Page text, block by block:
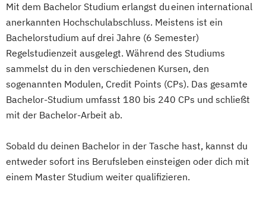
Management der Medien- und
Kreativwirtschaft
Medien- und Eventmanagement
Medien- und Wirtschaftspsychologie
Public Relations und Digitales Marketing
(DE/EN)
Social Media Marketing und Content
Visual and Media Anthropology (EN)
Wirtschaftspsychologie (DE/EN)
Mit dem Bachelor Studium erlangst du einen international
anerkannten Hochschulabschluss. Meistens ist ein
Bachelorstudium auf drei Jahre (6 Semester)
Regelstudienzeit ausgelegt. Während des Studiums
sammelst du in den verschiedenen Kursen, den
sogenannten Modulen, Credit Points (CPs). Das gesamte
Bachelor-Studium umfasst 180 bis 240 CPs und schließt
mit der Bachelor-Arbeit ab.
Sobald du deinen Bachelor in der Tasche hast, kannst du
entweder sofort ins Berufsleben einsteigen oder dich mit
einem Master Studium weiter qualifizieren.